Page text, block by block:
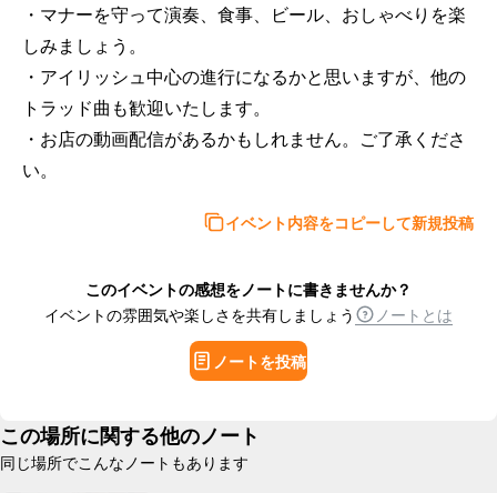
・マナーを守って演奏、食事、ビール、おしゃべりを楽
しみましょう。
・アイリッシュ中心の進行になるかと思いますが、他の
トラッド曲も歓迎いたします。
・お店の動画配信があるかもしれません。ご了承くださ
い。
イベント内容をコピーして新規投稿
このイベントの感想をノートに書きませんか？
イベントの雰囲気や楽しさを共有しましょう
ノートとは
ノートを投稿
この場所に関する他のノート
同じ場所でこんなノートもあります